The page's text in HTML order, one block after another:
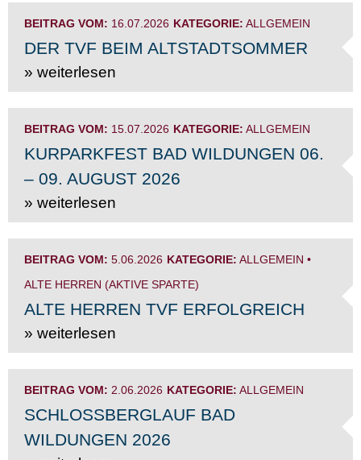
BEITRAG VOM: 16.07.2026 KATEGORIE: ALLGEMEIN
DER TVF BEIM ALTSTADTSOMMER
» weiterlesen
BEITRAG VOM: 15.07.2026 KATEGORIE: ALLGEMEIN
KURPARKFEST BAD WILDUNGEN 06.
– 09. AUGUST 2026
» weiterlesen
BEITRAG VOM: 5.06.2026 KATEGORIE: ALLGEMEIN •
ALTE HERREN (AKTIVE SPARTE)
ALTE HERREN TVF ERFOLGREICH
» weiterlesen
BEITRAG VOM: 2.06.2026 KATEGORIE: ALLGEMEIN
SCHLOSSBERGLAUF BAD
WILDUNGEN 2026